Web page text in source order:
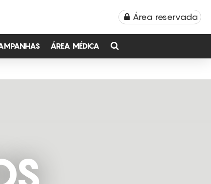
Área reservada
ÁREA MÉDICA